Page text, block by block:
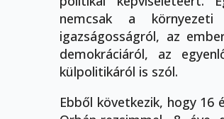
nemcsak a
igazságosságról, az
demokráciáról, az
külpolitikáról is szól.
Ebből következik, hogy 16